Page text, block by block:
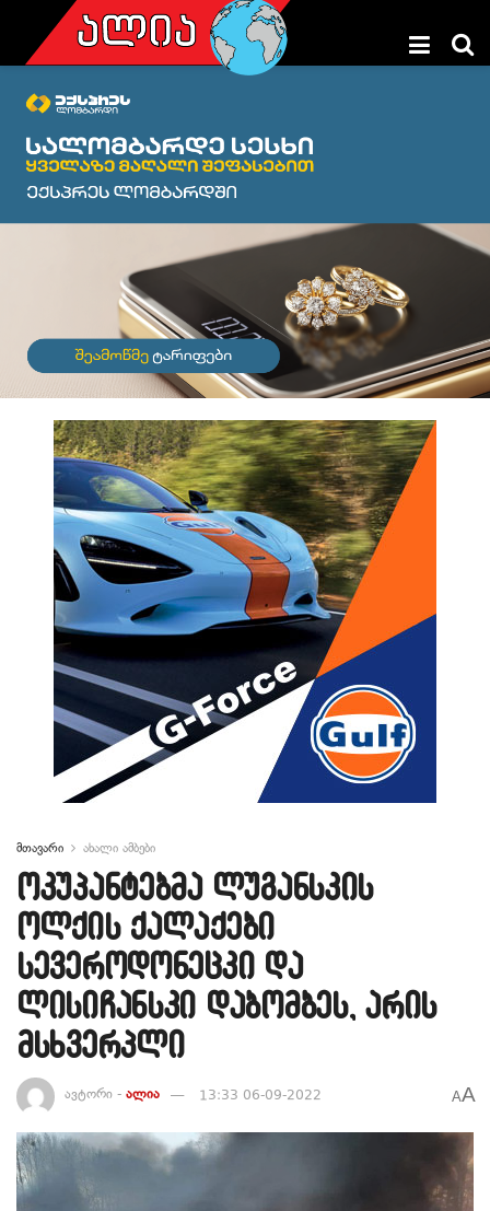
მთავარი ახალი ამბები
ოკუპანტებმა ლუგანსკის
ოლქის ქალაქები
სევეროდონეცკი და
ლისიჩანსკი დაბომბეს, არის
მსხვერპლი
ავტორი - ალია 13:33 06-09-2022 AA